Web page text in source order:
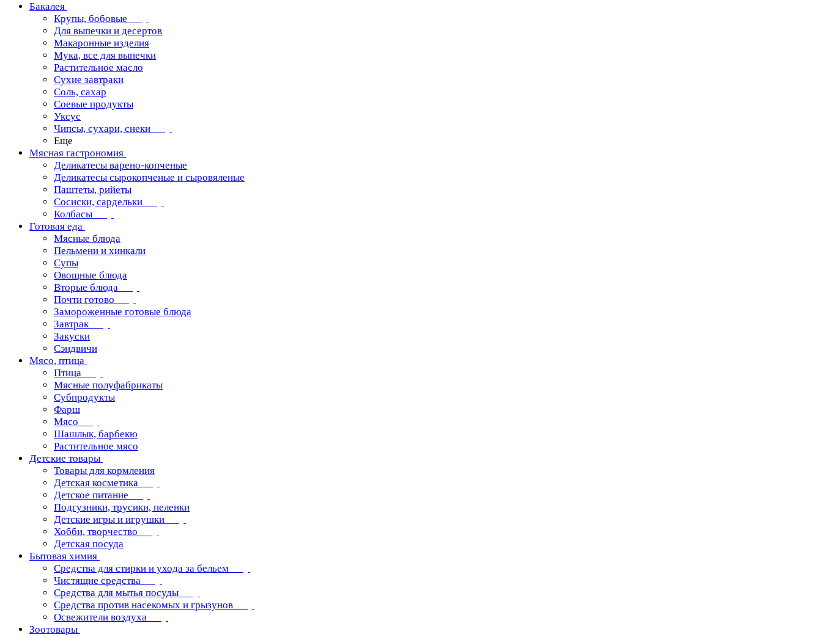
Бакалея
Крупы, бобовые
Для выпечки и десертов
Макаронные изделия
Мука, все для выпечки
Растительное масло
Сухие завтраки
Соль, сахар
Соевые продукты
Уксус
Чипсы, сухари, снеки
Еще
Мясная гастрономия
Деликатесы варено-копченые
Деликатесы сырокопченые и сыровяленые
Паштеты, рийеты
Сосиски, сардельки
Колбасы
Готовая еда
Мясные блюда
Пельмени и хинкали
Супы
Овощные блюда
Вторые блюда
Почти готово
Замороженные готовые блюда
Завтрак
Закуски
Сэндвичи
Мясо, птица
Птица
Мясные полуфабрикаты
Субпродукты
Фарш
Мясо
Шашлык, барбекю
Растительное мясо
Детские товары
Товары для кормления
Детская косметика
Детское питание
Подгузники, трусики, пеленки
Детские игры и игрушки
Хобби, творчество
Детская посуда
Бытовая химия
Средства для стирки и ухода за бельем
Чистящие средства
Средства для мытья посуды
Средства против насекомых и грызунов
Освежители воздуха
Зоотовары